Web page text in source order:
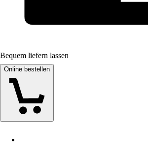
Bequem liefern lassen
Online bestellen